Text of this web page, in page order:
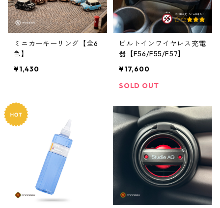
ミニカーキーリング【全6
色】
¥1,430
ビルトインワイヤレス充電
器【F56/F55/F57】
¥17,600
SOLD OUT